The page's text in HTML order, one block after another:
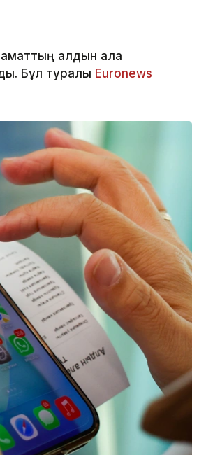
алдын ала
Бұл туралы Euronews